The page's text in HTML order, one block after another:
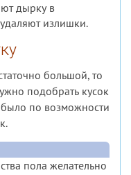
дырку в
излишки.
большой, то
подобрать кусок
по возможности
пола желательно